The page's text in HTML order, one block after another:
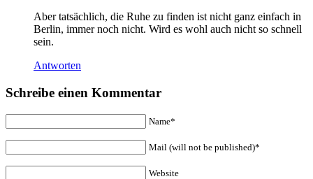
Aber tatsächlich, die Ruhe zu finden ist nicht ganz einfach in
Berlin, immer noch nicht. Wird es wohl auch nicht so schnell
sein.
Antworten
Schreibe einen Kommentar
Name*
Mail (will not be published)*
Website